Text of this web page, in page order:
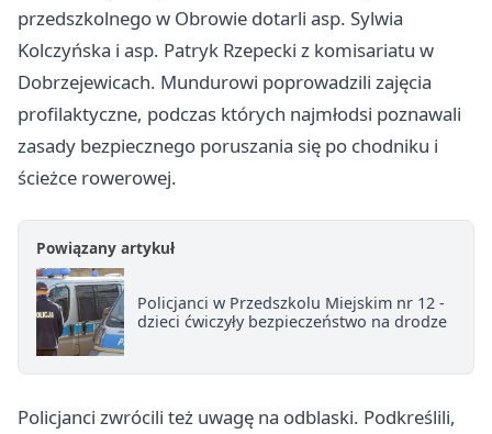
przedszkolnego w Obrowie dotarli asp. Sylwia
Kolczyńska i asp. Patryk Rzepecki z komisariatu w
Dobrzejewicach. Mundurowi poprowadzili zajęcia
profilaktyczne, podczas których najmłodsi poznawali
zasady bezpiecznego poruszania się po chodniku i
ścieżce rowerowej.
Powiązany artykuł
Policjanci w Przedszkolu Miejskim nr 12 -
dzieci ćwiczyły bezpieczeństwo na drodze
Policjanci zwrócili też uwagę na odblaski. Podkreślili,